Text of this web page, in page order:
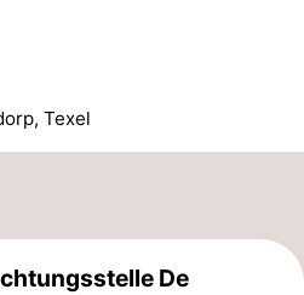
Texel
De